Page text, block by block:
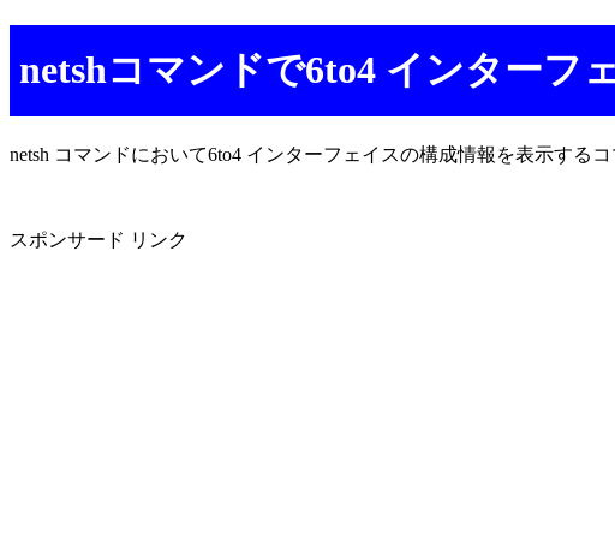
netshコマンドで6to4 インターフ
netsh コマンドにおいて6to4 インターフェイスの構成情報を表示するコ
スポンサード リンク